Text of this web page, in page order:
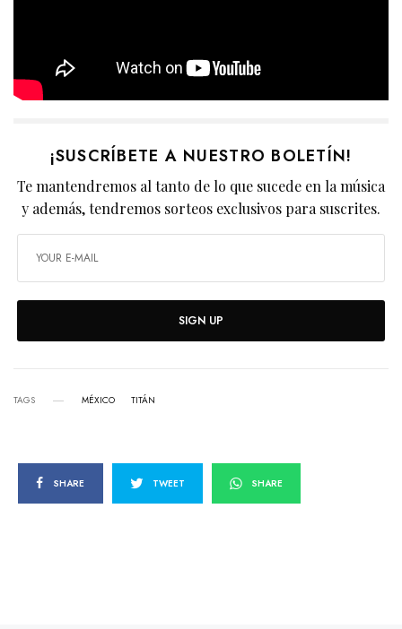
¡SUSCRÍBETE A NUESTRO BOLETÍN!
Te mantendremos al tanto de lo que sucede en la música
y además, tendremos sorteos exclusivos para suscrites.
SIGN UP
TAGS MÉXICO TITÁN
SHARE TWEET SHARE